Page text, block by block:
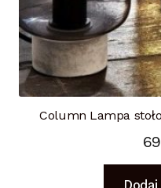
Column Lampa